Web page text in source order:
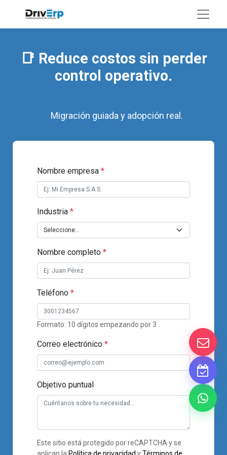
📑 Reduce costos sin perder
control operativo.
Migración guiada y adopción real. ​
Nombre empresa *
Industria *
Nombre completo *
Teléfono *
Formato: 10 dígitos empezando por 3
Correo electrónico *
Objetivo puntual
Este sitio está protegido por reCAPTCHA y se